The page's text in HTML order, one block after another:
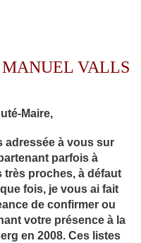
VALLS
Maire,
adressée à vous sur
parfois à
proches, à défaut
fois, je vous ai fait
de confirmer ou
votre présence à la
en 2008. Ces listes